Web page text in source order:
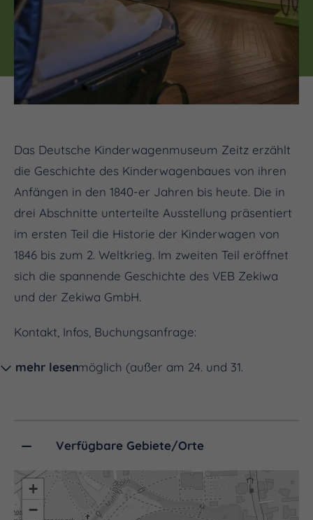
Das Deutsche Kinderwagenmuseum Zeitz erzählt
die Geschichte des Kinderwagenbaues von ihren
Anfängen in den 1840-er Jahren bis heute. Die in
drei Abschnitte unterteilte Ausstellung präsentiert
im ersten Teil die Historie der Kinderwagen von
1846 bis zum 2. Weltkrieg. Im zweiten Teil eröffnet
sich die spannende Geschichte des VEB Zekiwa
und der Zekiwa GmbH.
Kontakt, Infos, Buchungsanfrage:
ganzjährig möglich (außer am 24. und 31.
Preise für Führungen:
mehr lesen
Verfügbare Gebiete/Orte
+
−